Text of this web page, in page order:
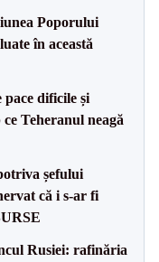
Poporului
în această
pace dificile și
Teheranul neagă
șefului
că i s-ar fi
Rusiei: rafinăria